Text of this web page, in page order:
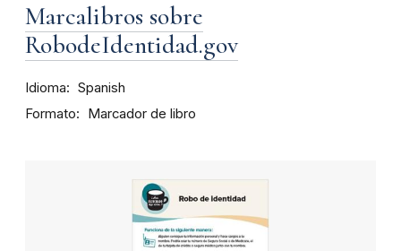
Marcalibros sobre
RobodeIdentidad.gov
Idioma Spanish
Formato Marcador de libro